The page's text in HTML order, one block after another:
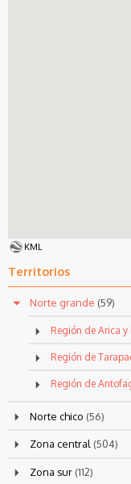
KML
Territorios
Norte grande (59)
Región de Arica y
Región de
Región de
Norte chico (56)
Zona central (504)
Zona sur (112)